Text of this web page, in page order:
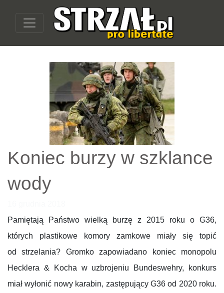
Koniec burzy w szklance
wody
Pamiętają Państwo wielką burzę z 2015 roku o G36,
których plastikowe komory zamkowe miały się topić
od strzelania? Gromko zapowiadano koniec monopolu
Hecklera & Kocha w uzbrojeniu Bundeswehry, konkurs
miał wyłonić nowy karabin, zastępujący G36 od 2020 roku.